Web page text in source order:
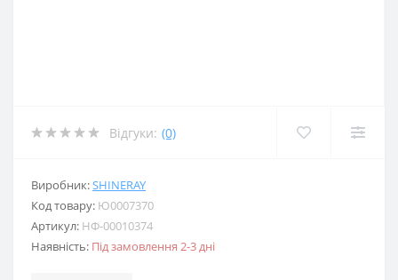
Відгуки: (0)
Виробник:SHINERAY
Код товару: Ю0007370
Артикул: НФ-00010374
Наявність: Під замовлення 2-3 дні